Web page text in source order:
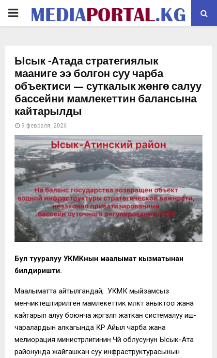
PRIMARY
Ысык -Атада стратегиялык
мааниге ээ болгон суу чарба
объектиси — суткалык жөнгө салуу
бассейни мамлекеттин балансына
кайтарылды
9 февраля, 2026
Бул тууралуу УКМКнын маалымат кызматынан
билдиришти.
Маалыматта айтылгандай, УКМК мыйзамсыз
менчиктештирилген мамлекеттик мүлктү аныктоо жана
кайтарып алуу боюнча жүргүзүлүп жаткан системалуу иш-
чаралардын алкагында КР Айыл чарба жана
мелиорация министрлигинин Чүй облусунун Ысык-Ата
районунда жайгашкан суу инфраструктурасынын